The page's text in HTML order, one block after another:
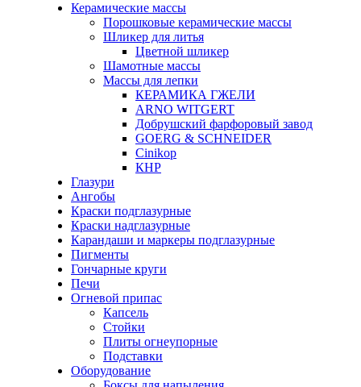
Керамические массы
Порошковые керамические массы
Шликер для литья
Цветной шликер
Шамотные массы
Массы для лепки
КЕРАМИКА ГЖЕЛИ
ARNO WITGERT
Добрушский фарфоровый завод
GOERG & SCHNEIDER
Cinikop
КНР
Глазури
Ангобы
Краски подглазурные
Краски надглазурные
Карандаши и маркеры подглазурные
Пигменты
Гончарные круги
Печи
Огневой припас
Капсель
Стойки
Плиты огнеупорные
Подставки
Оборудование